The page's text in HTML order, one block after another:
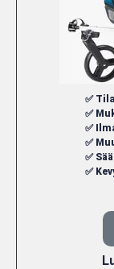
✅
✅
✅
✅
✅
✅